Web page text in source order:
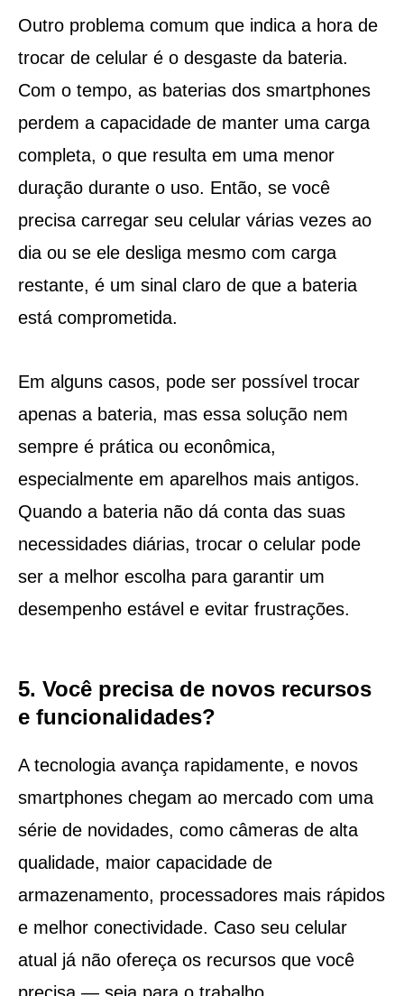
Outro problema comum que indica a hora de
trocar de celular é o desgaste da bateria.
Com o tempo, as baterias dos smartphones
perdem a capacidade de manter uma carga
completa, o que resulta em uma menor
duração durante o uso. Então, se você
precisa carregar seu celular várias vezes ao
dia ou se ele desliga mesmo com carga
restante, é um sinal claro de que a bateria
está comprometida.
Em alguns casos, pode ser possível trocar
apenas a bateria, mas essa solução nem
sempre é prática ou econômica,
especialmente em aparelhos mais antigos.
Quando a bateria não dá conta das suas
necessidades diárias, trocar o celular pode
ser a melhor escolha para garantir um
desempenho estável e evitar frustrações.
5. Você precisa de novos recursos
e funcionalidades?
A tecnologia avança rapidamente, e novos
smartphones chegam ao mercado com uma
série de novidades, como câmeras de alta
qualidade, maior capacidade de
armazenamento, processadores mais rápidos
e melhor conectividade. Caso seu celular
atual já não ofereça os recursos que você